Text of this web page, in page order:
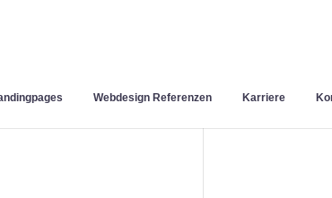
Webdesign Referenzen Karriere